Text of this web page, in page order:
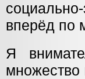
вперёд по
Я
множество